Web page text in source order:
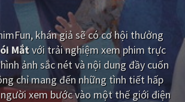
Gia đình
Lịch sử
Tiểu sử
DramaTV
, khán giả sẽ có cơ hội thưởng
Mắtvới trải nghiệm xem phim trực
ảnh sắc nét và nội dung đầy cuốn
chỉ mang đến những tình tiết hấp
xem bước vào một thế giới điện